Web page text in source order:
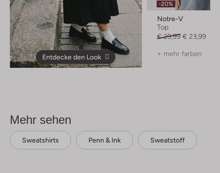
Entdecke den Look
-20%
Notre-V
Top
€ 29,99 € 23,99
+ mehr farben
Mehr sehen
Sweatshirts Penn & Ink Sweatstoff